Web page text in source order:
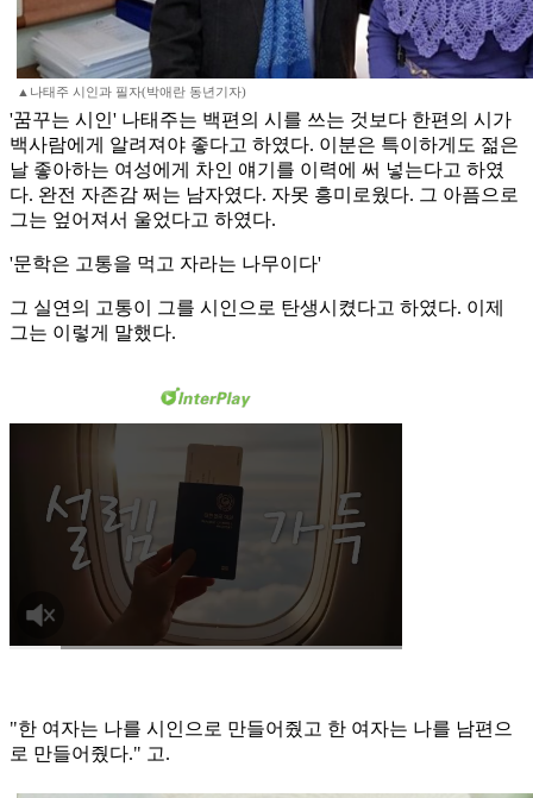
▲나태주 시인과 필자(박애란 동년기자)
'꿈꾸는 시인' 나태주는 백편의 시를 쓰는 것보다 한편의 시가
백사람에게 알려져야 좋다고 하였다. 이분은 특이하게도 젊은
날 좋아하는 여성에게 차인 얘기를 이력에 써 넣는다고 하였
다. 완전 자존감 쩌는 남자였다. 자못 흥미로웠다. 그 아픔으로
그는 엎어져서 울었다고 하였다.
'문학은 고통을 먹고 자라는 나무이다'
그 실연의 고통이 그를 시인으로 탄생시켰다고 하였다. 이제
그는 이렇게 말했다.
"한 여자는 나를 시인으로 만들어줬고 한 여자는 나를 남편으
로 만들어줬다." 고.